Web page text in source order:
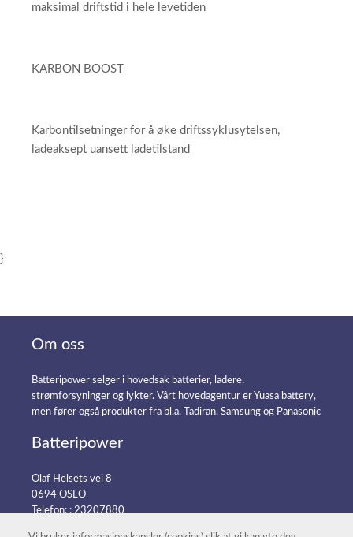
maksimal driftstid i hele levetiden
KARBON BOOST
Karbontilsetninger for å øke driftssyklusytelsen,
ladeaksept uansett ladetilstand
}
Om oss
Batteripower selger i hovedsak batterier, ladere,
strømforsyninger og lykter. Vårt hovedagentur er Yuasa battery,
men fører også produkter fra bl.a. Tadiran, Samsung og Panasonic
Batteripower
Olaf Helsets vei 8
0694 OSLO
Telefon: :23207880